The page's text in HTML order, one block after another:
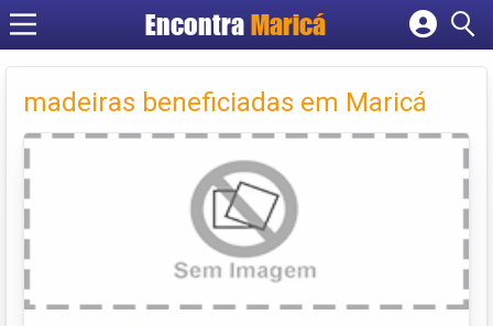
EncontraMaricá
Cadastrar empresa
Criar conta
madeiras beneficiadas em Maricá